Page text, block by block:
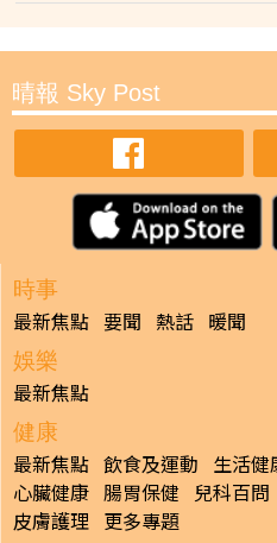
晴報 Sky Post
時事
最新焦點 要聞 熱話 暖聞
娛樂
最新焦點
健康
最新焦點 飲食及運動 生活健
心臟健康 腸胃保健 兒科百問
皮膚護理 更多專題